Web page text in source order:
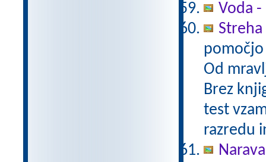
Voda
Od
Brez
test
razredu
Narava